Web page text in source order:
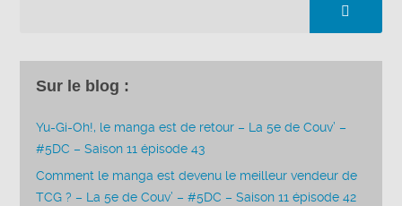
Sur le blog :
Yu-Gi-Oh!, le manga est de retour – La 5e de Couv’ –
#5DC – Saison 11 épisode 43
Comment le manga est devenu le meilleur vendeur de
TCG ? – La 5e de Couv’ – #5DC – Saison 11 épisode 42